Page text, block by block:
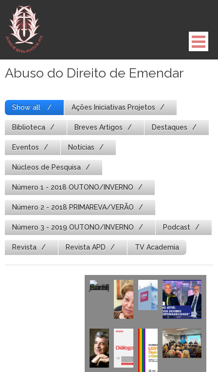
para
conteúdo
Abuso do Direito de Emendar
Show all Ações Iniciativas Projetos
Biblioteca Breves Artigos Destaques
Eventos Notícias
Núcleos de Pesquisa
Número 1 - 2018 OUTONO/INVERNO
Número 2 - 2018 PRIMAREVA/VERÃO
Número 3 - 2019 OUTONO/INVERNO Podcast
Revista Revista APD TV Academia